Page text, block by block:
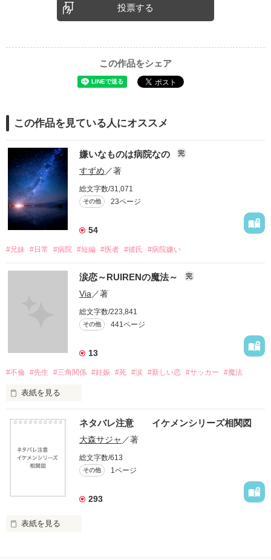
投票する
この作品をシェア
この作品を見ている人にオススメ
嫌いなものは病院なの 完
すずめ ／著
総文字数/31,071
その他 23ページ
54
#兄妹 #日常 #病院 #短編 #医者 #彼氏 #病院嫌い
涙恋～RUIRENの魔法～ 完
Via ／著
総文字数/223,841
その他 441ページ
13
#不倫 #先生 #三角関係 #妊娠 #死 #涙 #新しい恋 #サッカー #魔法
表紙を見る
「俺と出会ってから
泣かせてばかりで…ゴメン…」
ユウは悲しく微笑む・・・・
悩み傷つき　精一杯愛した人
ネタバレ注意 イケメンシリーズ相関図
大森サジャ ／著
総文字数/613
その他 1ページ
293
表紙を見る